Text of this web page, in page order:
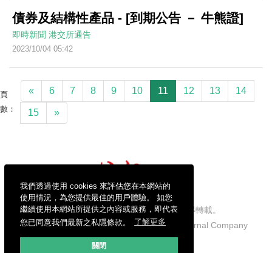
我們透過使用 cookies 來評估您在本網站的
使用情況，為您提供最佳的用戶體驗。 如您
繼續使用本網站所提供之內容或服務，即代表
您已同意我們最新之私隱條款。
了解更多
關閉
債券及結構性產品 - [到期公告 － 牛熊證]
即時新聞 港交所通告
2023/10/04 05:42
頁
數：
« 6 7 8 9 10 11 12 13 14
15 »
信報財經新聞有限公司版權所有，不得轉載。
Copyright © 2026 Hong Kong Economic Journal Company
Limited. All rights reserved.